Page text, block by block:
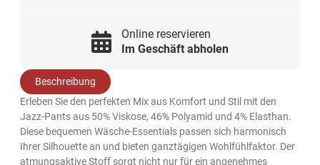
Online reservieren
Im Geschäft abholen
Beschreibung
Erleben Sie den perfekten Mix aus Komfort und Stil mit den
Jazz-Pants aus 50% Viskose, 46% Polyamid und 4% Elasthan.
Diese bequemen Wäsche-Essentials passen sich harmonisch
Ihrer Silhouette an und bieten ganztägigen Wohlfühlfaktor. Der
atmungsaktive Stoff sorgt nicht nur für ein angenehmes